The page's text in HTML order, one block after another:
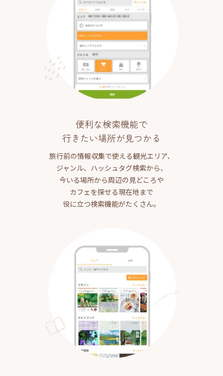
便利な検索機能で
行きたい場所が見つかる
旅行前の情報収集で使える観光エリア、
ジャンル、ハッシュタグ検索から、
今いる場所から周辺の見どころや
カフェを探せる現在地まで
役に立つ検索機能がたくさん。